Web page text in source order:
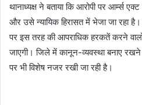
थानाध्यक्ष ने बताया कि आरोपी पर आर्म्स
और उसे न्यायिक हिरासत में भेजा जा रहा
पर इस तरह की आपराधिक हरकतें करने
जाएगी। जिले में कानून-व्यवस्था बनाए रखने
पर भी विशेष नजर रखी जा रही है।